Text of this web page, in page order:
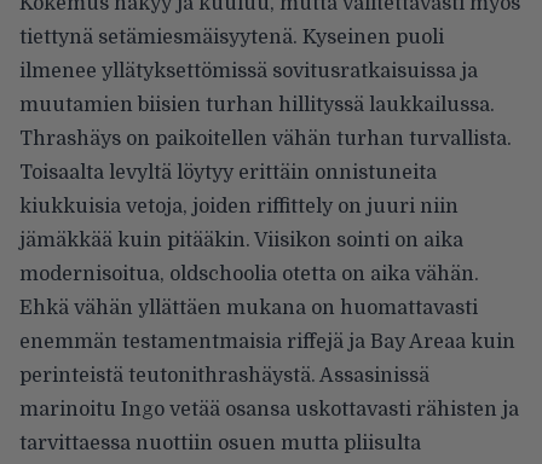
tiettynä setämiesmäisyytenä. Kyseinen puoli
ilmenee yllätyksettömissä sovitusratkaisuissa ja
muutamien biisien turhan hillityssä laukkailussa.
Thrashäys on paikoitellen vähän turhan turvallista.
Toisaalta levyltä löytyy erittäin onnistuneita
kiukkuisia vetoja, joiden riffittely on juuri niin
jämäkkää kuin pitääkin. Viisikon sointi on aika
modernisoitua, oldschoolia otetta on aika vähän.
Ehkä vähän yllättäen mukana on huomattavasti
enemmän testamentmaisia riffejä ja Bay Areaa kuin
perinteistä teutonithrashäystä. Assasinissä
marinoitu Ingo vetää osansa uskottavasti rähisten ja
tarvittaessa nuottiin osuen mutta pliisulta